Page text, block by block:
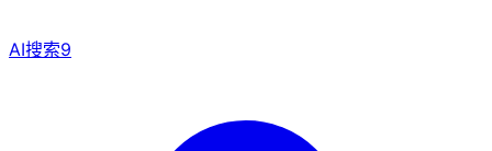
AI搜索9